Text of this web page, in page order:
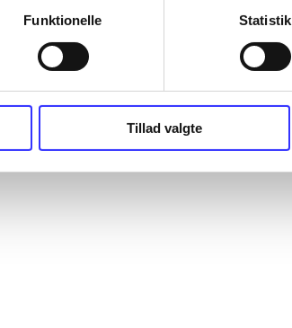
Funktionelle Statistik
Tillad valgte